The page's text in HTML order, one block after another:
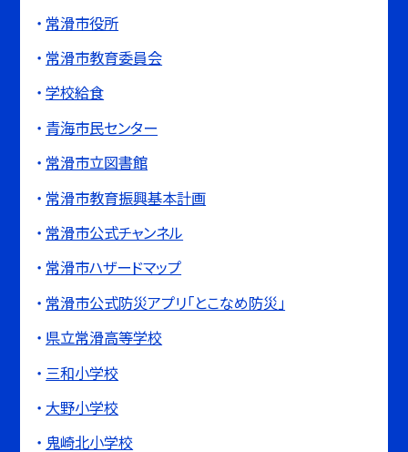
常滑市役所
常滑市教育委員会
学校給食
青海市民センター
常滑市立図書館
常滑市教育振興基本計画
常滑市公式チャンネル
常滑市ハザードマップ
常滑市公式防災アプリ「とこなめ防災」
県立常滑高等学校
三和小学校
大野小学校
鬼崎北小学校